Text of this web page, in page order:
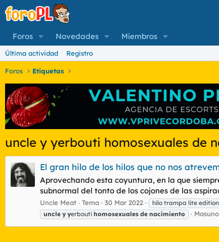
Foros Novedades Miembros
Última actividad Registro
Foros Etiquetas
uncle y yerbouti homosexuales de
El gran hilo de los hilos que no nos
Aprovechando esta coyuntura, en la que
subnormal del tonto de los cojones de las
Uncle Meat Tema 30 Mar 2022 hilo trampa lite edition
uncle y yerbouti homosexuales de nacimiento